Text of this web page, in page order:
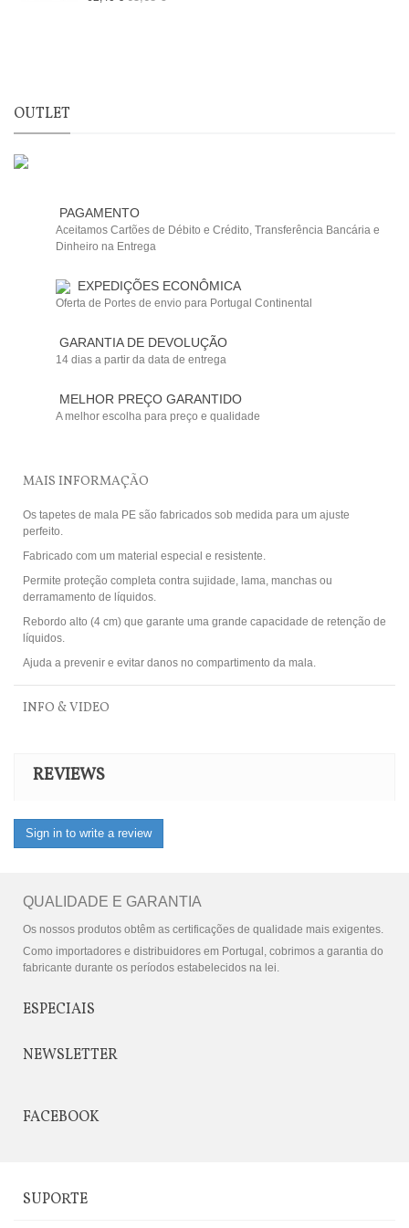
OUTLET
PAGAMENTO
Aceitamos Cartões de Débito e Crédito, Transferência Bancária e
Dinheiro na Entrega
EXPEDIÇÕES ECONÔMICA
Oferta de Portes de envio para Portugal Continental
GARANTIA DE DEVOLUÇÃO
14 dias a partir da data de entrega
MELHOR PREÇO GARANTIDO
A melhor escolha para preço e qualidade
MAIS INFORMAÇÃO
Os tapetes de mala PE são fabricados sob medida para um ajuste
perfeito.
Fabricado com um material especial e resistente.
Permite proteção completa contra sujidade, lama, manchas ou
derramamento de líquidos.
Rebordo alto (4 cm) que garante uma grande capacidade de retenção de
líquidos.
Ajuda a prevenir e evitar danos no compartimento da mala.
INFO & VIDEO
REVIEWS
Sign in to write a review
QUALIDADE E GARANTIA
Os nossos produtos obtêm as certificações de qualidade mais exigentes.
Como importadores e distribuidores em Portugal, cobrimos a garantia do
fabricante durante os períodos estabelecidos na lei.
ESPECIAIS
NEWSLETTER
FACEBOOK
SUPORTE